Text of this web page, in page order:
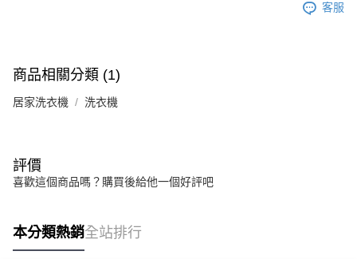
客服
商品相關分類 (1)
居家洗衣機 洗衣機
評價
喜歡這個商品嗎？購買後給他一個好評吧
本分類熱銷全站排行